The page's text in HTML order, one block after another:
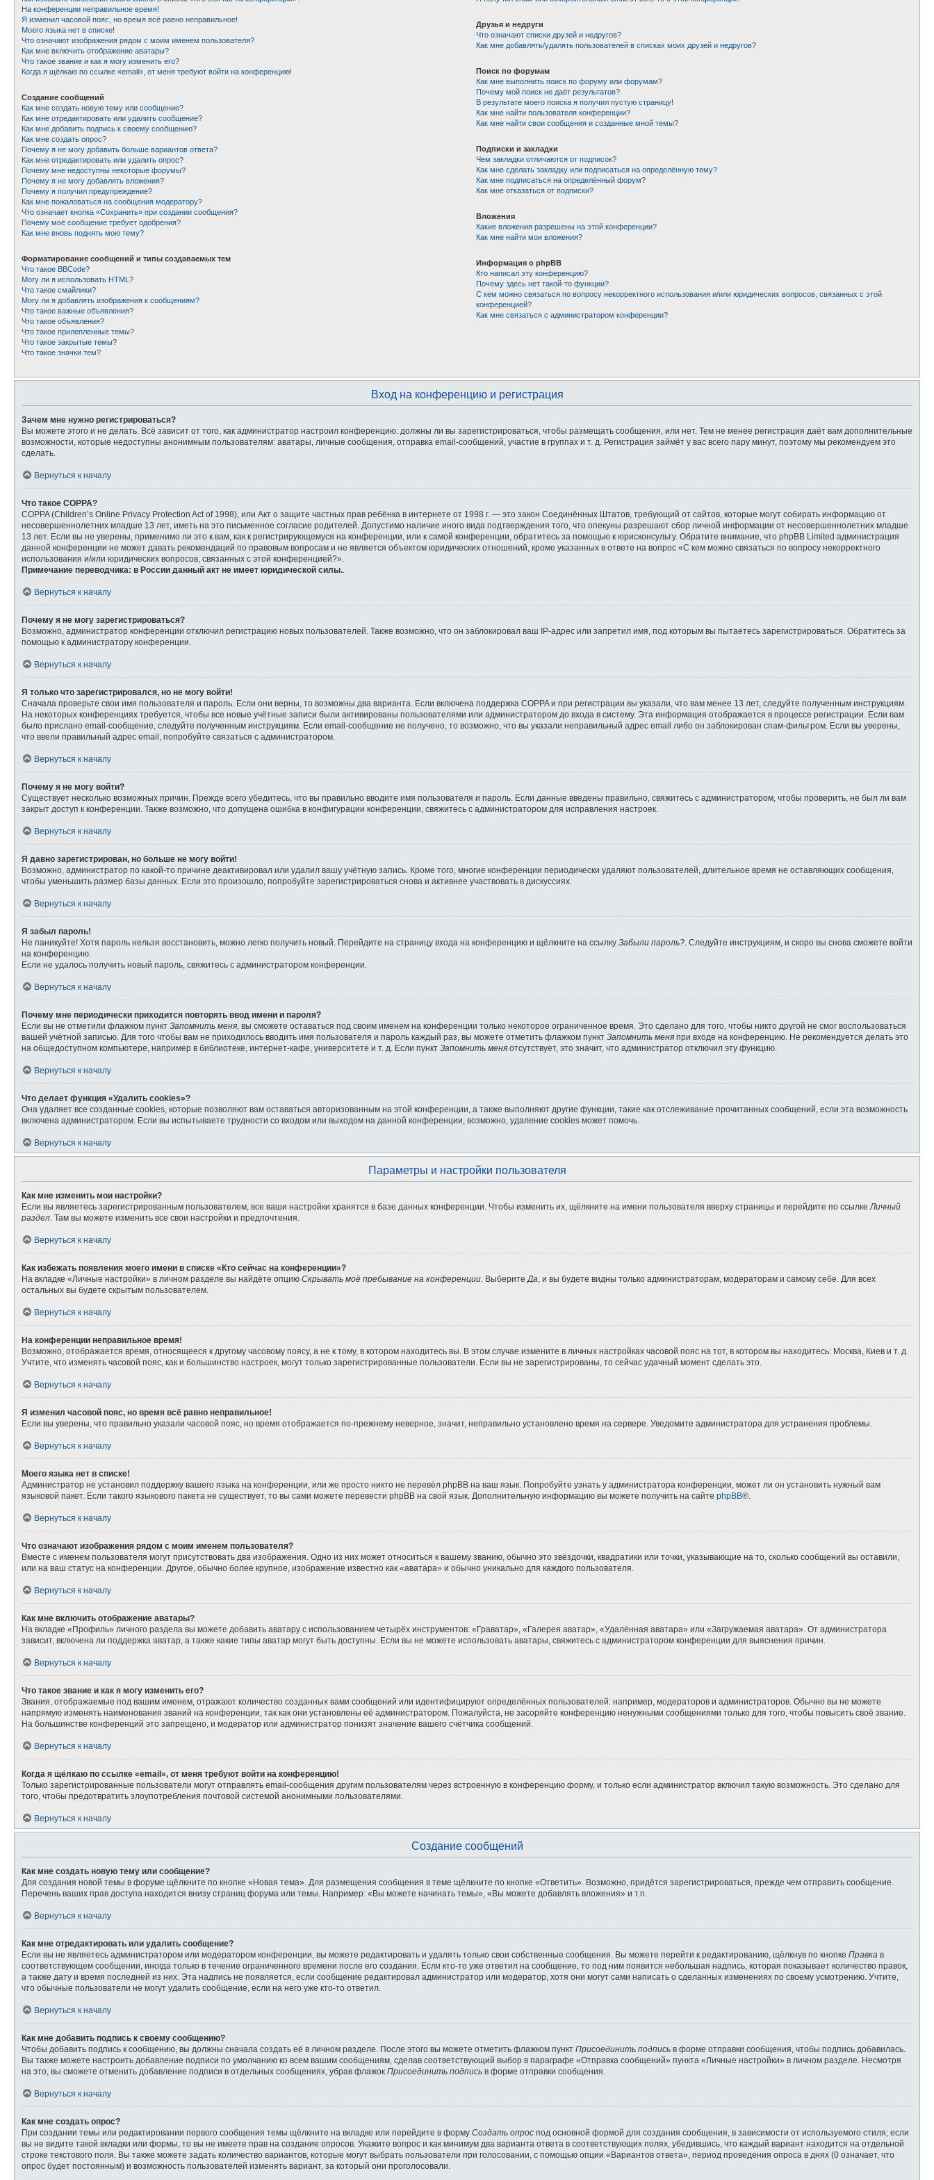
На конференции неправильное время!
Я изменил часовой пояс, но время всё равно неправильное!
Моего языка нет в списке!
Что означают изображения рядом с моим именем пользователя?
Как мне включить отображение аватары?
Что такое звание и как я могу изменить его?
Когда я щёлкаю по ссылке «email», от меня требуют войти на конференцию!
Создание сообщений
Как мне создать новую тему или сообщение?
Как мне отредактировать или удалить сообщение?
Как мне добавить подпись к своему сообщению?
Как мне создать опрос?
Почему я не могу добавить больше вариантов ответа?
Как мне отредактировать или удалить опрос?
Почему мне недоступны некоторые форумы?
Почему я не могу добавлять вложения?
Почему я получил предупреждение?
Как мне пожаловаться на сообщения модератору?
Что означает кнопка «Сохранить» при создании сообщения?
Почему моё сообщение требует одобрения?
Как мне вновь поднять мою тему?
Форматирование сообщений и типы создаваемых тем
Что такое BBCode?
Могу ли я использовать HTML?
Что такое смайлики?
Могу ли я добавлять изображения к сообщениям?
Что такое важные объявления?
Что такое объявления?
Что такое прилепленные темы?
Что такое закрытые темы?
Что такое значки тем?
Друзья и недруги
Что означают списки друзей и недругов?
Как мне добавлять/удалять пользователей в списках моих друзей и недругов?
Поиск по форумам
Как мне выполнить поиск по форуму или форумам?
Почему мой поиск не даёт результатов?
В результате моего поиска я получил пустую страницу!
Как мне найти пользователя конференции?
Как мне найти свои сообщения и созданные мной темы?
Подписки и закладки
Чем закладки отличаются от подписок?
Как мне сделать закладку или подписаться на определённую тему?
Как мне подписаться на определённый форум?
Как мне отказаться от подписки?
Вложения
Какие вложения разрешены на этой конференции?
Как мне найти мои вложения?
Информация о phpBB
Кто написал эту конференцию?
Почему здесь нет такой-то функции?
С кем можно связаться по вопросу некорректного использования и/или юридических вопросов, связанных с этой
конференцией?
Как мне связаться с администратором конференции?
Вход на конференцию и регистрация
Зачем мне нужно регистрироваться?
Вы можете этого и не делать. Всё зависит от того, как администратор настроил конференцию: должны ли вы зарегистрироваться, чтобы размещать сообщения, или нет. Тем не менее регистрация даёт вам дополнительные
возможности, которые недоступны анонимным пользователям: аватары, личные сообщения, отправка email-сообщений, участие в группах и т. д. Регистрация займёт у вас всего пару минут, поэтому мы рекомендуем это
сделать.
Вернуться к началу
Что такое COPPA?
COPPA (Children’s Online Privacy Protection Act of 1998), или Акт о защите частных прав ребёнка в интернете от 1998 г. — это закон Соединённых Штатов, требующий от сайтов, которые могут собирать информацию от
несовершеннолетних младше 13 лет, иметь на это письменное согласие родителей. Допустимо наличие иного вида подтверждения того, что опекуны разрешают сбор личной информации от несовершеннолетних младше
13 лет. Если вы не уверены, применимо ли это к вам, как к регистрирующемуся на конференции, или к самой конференции, обратитесь за помощью к юрисконсульту. Обратите внимание, что phpBB Limited администрация
данной конференции не может давать рекомендаций по правовым вопросам и не является объектом юридических отношений, кроме указанных в ответе на вопрос «С кем можно связаться по вопросу некорректного
использования и/или юридических вопросов, связанных с этой конференцией?».
Примечание переводчика: в России данный акт не имеет юридической силы..
Вернуться к началу
Почему я не могу зарегистрироваться?
Возможно, администратор конференции отключил регистрацию новых пользователей. Также возможно, что он заблокировал ваш IP-адрес или запретил имя, под которым вы пытаетесь зарегистрироваться. Обратитесь за
помощью к администратору конференции.
Вернуться к началу
Я только что зарегистрировался, но не могу войти!
Сначала проверьте свои имя пользователя и пароль. Если они верны, то возможны два варианта. Если включена поддержка COPPA и при регистрации вы указали, что вам менее 13 лет, следуйте полученным инструкциям.
На некоторых конференциях требуется, чтобы все новые учётные записи были активированы пользователями или администратором до входа в систему. Эта информация отображается в процессе регистрации. Если вам
было прислано email-сообщение, следуйте полученным инструкциям. Если email-сообщение не получено, то возможно, что вы указали неправильный адрес email либо он заблокирован спам-фильтром. Если вы уверены,
что ввели правильный адрес email, попробуйте связаться с администратором.
Вернуться к началу
Почему я не могу войти?
Существует несколько возможных причин. Прежде всего убедитесь, что вы правильно вводите имя пользователя и пароль. Если данные введены правильно, свяжитесь с администратором, чтобы проверить, не был ли вам
закрыт доступ к конференции. Также возможно, что допущена ошибка в конфигурации конференции, свяжитесь с администратором для исправления настроек.
Вернуться к началу
Я давно зарегистрирован, но больше не могу войти!
Возможно, администратор по какой-то причине деактивировал или удалил вашу учётную запись. Кроме того, многие конференции периодически удаляют пользователей, длительное время не оставляющих сообщения,
чтобы уменьшить размер базы данных. Если это произошло, попробуйте зарегистрироваться снова и активнее участвовать в дискуссиях.
Вернуться к началу
Я забыл пароль!
Не паникуйте! Хотя пароль нельзя восстановить, можно легко получить новый. Перейдите на страницу входа на конференцию и щёлкните на ссылку Забыли пароль?. Следуйте инструкциям, и скоро вы снова сможете войти
на конференцию.
Если не удалось получить новый пароль, свяжитесь с администратором конференции.
Вернуться к началу
Почему мне периодически приходится повторять ввод имени и пароля?
Если вы не отметили флажком пункт Запомнить меня, вы сможете оставаться под своим именем на конференции только некоторое ограниченное время. Это сделано для того, чтобы никто другой не смог воспользоваться
вашей учётной записью. Для того чтобы вам не приходилось вводить имя пользователя и пароль каждый раз, вы можете отметить флажком пункт Запомнить меня при входе на конференцию. Не рекомендуется делать это
на общедоступном компьютере, например в библиотеке, интернет-кафе, университете и т. д. Если пункт Запомнить меня отсутствует, это значит, что администратор отключил эту функцию.
Вернуться к началу
Что делает функция «Удалить cookies»?
Она удаляет все созданные cookies, которые позволяют вам оставаться авторизованным на этой конференции, а также выполняют другие функции, такие как отслеживание прочитанных сообщений, если эта возможность
включена администратором. Если вы испытываете трудности со входом или выходом на данной конференции, возможно, удаление cookies может помочь.
Вернуться к началу
Параметры и настройки пользователя
Как мне изменить мои настройки?
Если вы являетесь зарегистрированным пользователем, все ваши настройки хранятся в базе данных конференции. Чтобы изменить их, щёлкните на имени пользователя вверху страницы и перейдите по ссылкеЛичный
раздел. Там вы можете изменить все свои настройки и предпочтения.
Вернуться к началу
Как избежать появления моего имени в списке «Кто сейчас на конференции»?
На вкладке «Личные настройки» в личном разделе вы найдёте опцию Скрывать моё пребывание на конференции. ВыберитеДа, и вы будете видны только администраторам, модераторам и самому себе. Для всех
остальных вы будете скрытым пользователем.
Вернуться к началу
На конференции неправильное время!
Возможно, отображается время, относящееся к другому часовому поясу, а не к тому, в котором находитесь вы. В этом случае измените в личных настройках часовой пояс на тот, в котором вы находитесь: Москва, Киев и т. д.
Учтите, что изменять часовой пояс, как и большинство настроек, могут только зарегистрированные пользователи. Если вы не зарегистрированы, то сейчас удачный момент сделать это.
Вернуться к началу
Я изменил часовой пояс, но время всё равно неправильное!
Если вы уверены, что правильно указали часовой пояс, но время отображается по-прежнему неверное, значит, неправильно установлено время на сервере. Уведомите администратора для устранения проблемы.
Вернуться к началу
Моего языка нет в списке!
Администратор не установил поддержку вашего языка на конференции, или же просто никто не перевёл phpBB на ваш язык. Попробуйте узнать у администратора конференции, может ли он установить нужный вам
языковой пакет. Если такого языкового пакета не существует, то вы сами можете перевести phpBB на свой язык. Дополнительную информацию вы можете получить на сайте phpBB®.
Вернуться к началу
Что означают изображения рядом с моим именем пользователя?
Вместе с именем пользователя могут присутствовать два изображения. Одно из них может относиться к вашему званию, обычно это звёздочки, квадратики или точки, указывающие на то, сколько сообщений вы оставили,
или на ваш статус на конференции. Другое, обычно более крупное, изображение известно как «аватара» и обычно уникально для каждого пользователя.
Вернуться к началу
Как мне включить отображение аватары?
На вкладке «Профиль» личного раздела вы можете добавить аватару с использованием четырёх инструментов: «Граватар», «Галерея аватар», «Удалённая аватара» или «Загружаемая аватара». От администратора
зависит, включена ли поддержка аватар, а также какие типы аватар могут быть доступны. Если вы не можете использовать аватары, свяжитесь с администратором конференции для выяснения причин.
Вернуться к началу
Что такое звание и как я могу изменить его?
Звания, отображаемые под вашим именем, отражают количество созданных вами сообщений или идентифицируют определённых пользователей: например, модераторов и администраторов. Обычно вы не можете
напрямую изменять наименования званий на конференции, так как они установлены её администратором. Пожалуйста, не засоряйте конференцию ненужными сообщениями только для того, чтобы повысить своё звание.
На большинстве конференций это запрещено, и модератор или администратор понизят значение вашего счётчика сообщений.
Вернуться к началу
Когда я щёлкаю по ссылке «email», от меня требуют войти на конференцию!
Только зарегистрированные пользователи могут отправлять email-сообщения другим пользователям через встроенную в конференцию форму, и только если администратор включил такую возможность. Это сделано для
того, чтобы предотвратить злоупотребления почтовой системой анонимными пользователями.
Вернуться к началу
Создание сообщений
Как мне создать новую тему или сообщение?
Для создания новой темы в форуме щёлкните по кнопке «Новая тема». Для размещения сообщения в теме щёлкните по кнопке «Ответить». Возможно, придётся зарегистрироваться, прежде чем отправить сообщение.
Перечень ваших прав доступа находится внизу страниц форума или темы. Например: «Вы можете начинать темы», «Вы можете добавлять вложения» и т.п.
Вернуться к началу
Как мне отредактировать или удалить сообщение?
Если вы не являетесь администратором или модератором конференции, вы можете редактировать и удалять только свои собственные сообщения. Вы можете перейти к редактированию, щёлкнув по кнопке Правка в
соответствующем сообщении, иногда только в течение ограниченного времени после его создания. Если кто-то уже ответил на сообщение, то под ним появится небольшая надпись, которая показывает количество правок,
а также дату и время последней из них. Эта надпись не появляется, если сообщение редактировал администратор или модератор, хотя они могут сами написать о сделанных изменениях по своему усмотрению. Учтите,
что обычные пользователи не могут удалить сообщение, если на него уже кто-то ответил.
Вернуться к началу
Как мне добавить подпись к своему сообщению?
Чтобы добавить подпись к сообщению, вы должны сначала создать её в личном разделе. После этого вы можете отметить флажком пункт Присоединить подпись в форме отправки сообщения, чтобы подпись добавилась.
Вы также можете настроить добавление подписи по умолчанию ко всем вашим сообщениям, сделав соответствующий выбор в параграфе «Отправка сообщений» пункта «Личные настройки» в личном разделе. Несмотря
на это, вы сможете отменить добавление подписи в отдельных сообщениях, убрав флажок Присоединить подпись в форме отправки сообщения.
Вернуться к началу
Как мне создать опрос?
При создании темы или редактировании первого сообщения темы щёлкните на вкладке или перейдите в форму Создать опрос под основной формой для создания сообщения, в зависимости от используемого стиля; если
вы не видите такой вкладки или формы, то вы не имеете прав на создание опросов. Укажите вопрос и как минимум два варианта ответа в соответствующих полях, убедившись, что каждый вариант находится на отдельной
строке текстового поля. Вы также можете задать количество вариантов, которые могут выбрать пользователи при голосовании, с помощью опции «Вариантов ответа», период проведения опроса в днях (0 означает, что
опрос будет постоянным) и возможность пользователей изменять вариант, за который они проголосовали.